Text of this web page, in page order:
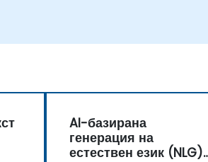
AI-базирана
генерация на
естествен език (NLG)